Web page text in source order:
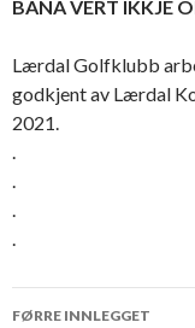
BANA VERT IKKJE
Lærdal Golfklubb
godkjent av Lærdal
2021.
.
.
.
.
FØRRE INNLEGGET